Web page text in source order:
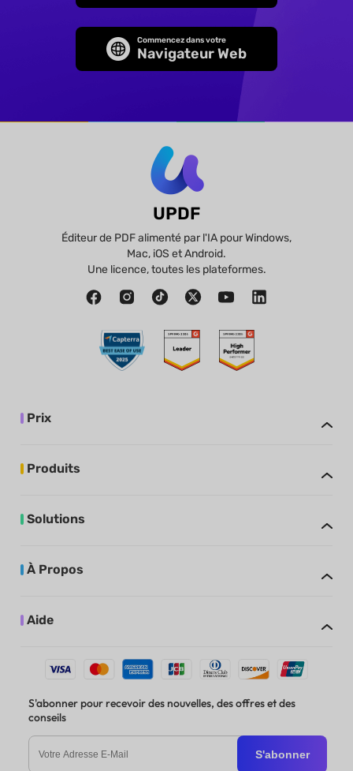
Commencez dans votre
Navigateur Web
UPDF
Éditeur de PDF alimenté par l'IA pour Windows,
Mac, iOS et Android.
Une licence, toutes les plateformes.
Prix
Produits
Solutions
À Propos
Aide
S'abonner pour recevoir des nouvelles, des offres et des
conseils
S'abonner